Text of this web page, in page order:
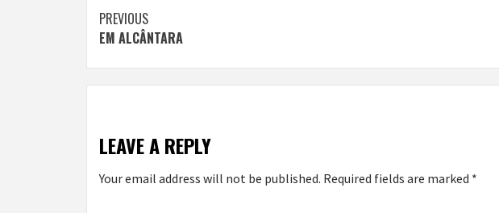
Continue
Reading
PREVIOUS
EM ALCÂNTARA
LEAVE A REPLY
Your email address will not be published. Required fields are marked *